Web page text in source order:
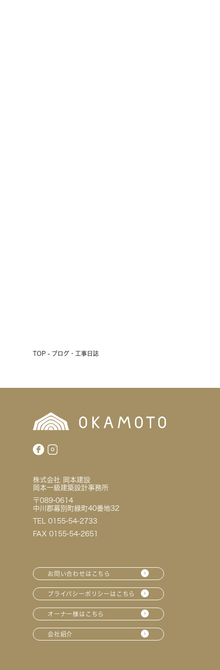
TOP - ブログ・工事日誌
株式会社 岡本建設
岡本一級建築設計事務所
〒089-0614
中川郡幕別町緑町40番地32
TEL 0155-54-2733
FAX 0155-54-2651
お問い合わせはこちら
プライバシーポリシーはこちら
オーナー様はこちら
会社紹介